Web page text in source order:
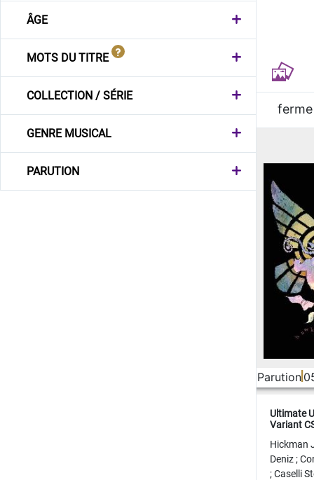
ÂGE
MOTS DU TITRE
COLLECTION / SÉRIE
GENRE MUSICAL
PARUTION
ferme
Parution
Ultimate
Variant
Hickman
Deniz;
;Caselli